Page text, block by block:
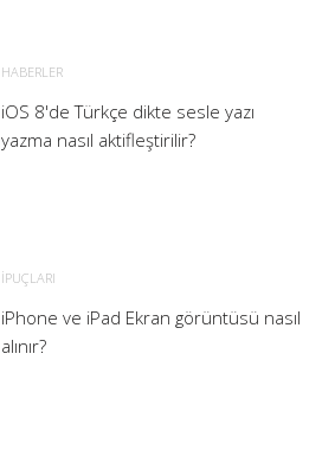
HABERLER
iOS 8'de Türkçe dikte sesle yazı
yazma nasıl aktifleştirilir?
İPUÇLARI
iPhone ve iPad Ekran görüntüsü nasıl
alınır?